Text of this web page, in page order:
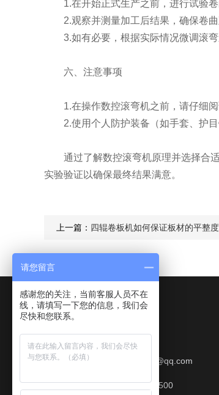
1.在开始正式生产之前，进行试验卷
2.观察并测量加工后结果，确保卷曲
3.如有必要，根据实际情况微调滚弯
六、注意事项
1.在操作数控滚弯机之前，请仔细阅
2.使用个人防护装备（如手套、护目
通过了解数控滚弯机原理并选择合适
实验验证以确保最终结果满意。
上一篇： 四辊卷板机如何保证板材的平整度
Contact Us
联系QQ：577513709
联系邮箱：412357997@qq.com
联系电话：0513-88818500
请您留言
感谢您的关注，当前客服人员不在
线，请填写一下您的信息，我们会
尽快和您联系。